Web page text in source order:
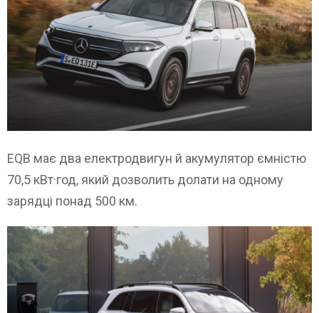
EQB має два електродвигун й акумулятор ємністю
70,5 кВт·год, який дозволить долати на одному
зарядці понад 500 км.